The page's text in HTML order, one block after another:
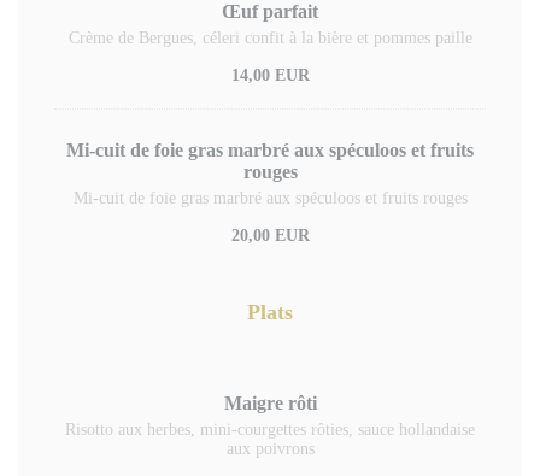
Œuf parfait
Crème de Bergues, céleri confit à la bière et pommes paille
14,00 EUR
Mi-cuit de foie gras marbré aux spéculoos et fruits
rouges
Mi-cuit de foie gras marbré aux spéculoos et fruits rouges
20,00 EUR
Plats
Maigre rôti
Risotto aux herbes, mini-courgettes rôties, sauce hollandaise
aux poivrons